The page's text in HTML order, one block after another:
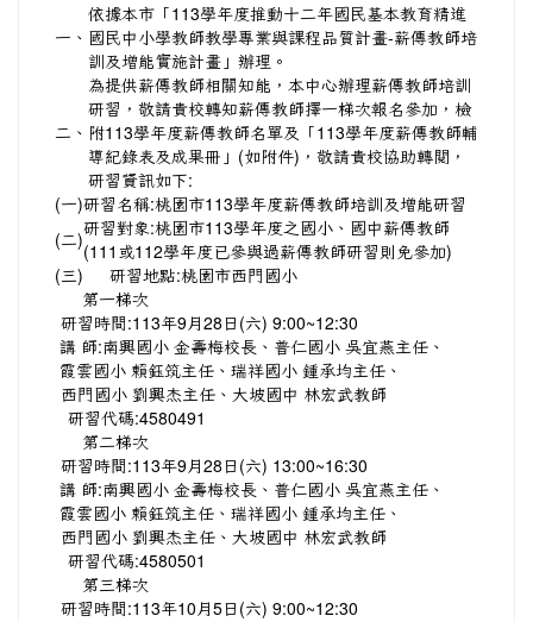
一、
依據本市「113學年度推動十二年國民基本教育精進
國民中小學教師教學專業與課程品質計畫-薪傳教師培
訓及增能實施計畫」辦理。
二、
為提供薪傳教師相關知能，本中心辦理薪傳教師培訓
研習，敬請貴校轉知薪傳教師擇一梯次報名參加，檢
附113學年度薪傳教師名單及「113學年度薪傳教師輔
導紀錄表及成果冊」(如附件)，敬請貴校協助轉閱，
研習資訊如下:
(一)研習名稱:桃園市113學年度薪傳教師培訓及增能研習
(二)研習對象:桃園市113學年度之國小、國中薪傳教師
(111或112學年度已參與過薪傳教師研習則免參加)
(三)
研習地點:桃園市西門國小
第一梯次
研習時間:113年9月28日(六) 9:00~12:30
講 師:南興國小 金壽梅校長、普仁國小 吳宜燕主任、
霞雲國小 賴鈺筑主任、瑞祥國小 鍾承均主任、
西門國小 劉興杰主任、大坡國中 林宏武教師
研習代碼:4580491
第二梯次
研習時間:113年9月28日(六) 13:00~16:30
講 師:南興國小 金壽梅校長、普仁國小 吳宜燕主任、
霞雲國小 賴鈺筑主任、瑞祥國小 鍾承均主任、
西門國小 劉興杰主任、大坡國中 林宏武教師
研習代碼:4580501
第三梯次
研習時間:113年10月5日(六) 9:00~12:30